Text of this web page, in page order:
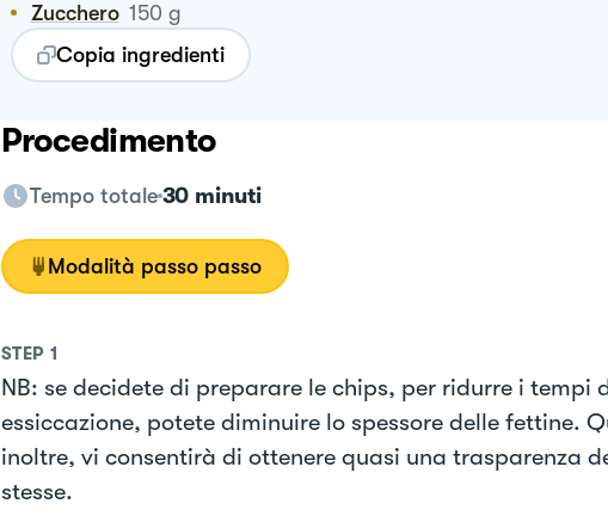
Zucchero 150 g
Copia ingredienti
Procedimento
Tempo totale 30 minuti
Modalità passo passo
STEP 1
NB: se decidete di preparare le chips, per ridurre i tempi
essiccazione, potete diminuire lo spessore delle fettine.
inoltre, vi consentirà di ottenere quasi una trasparenza
stesse.